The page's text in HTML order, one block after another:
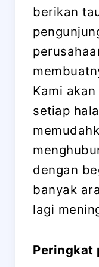
berikan
Kami
setiap
dengan
banyak
lagi
Peringkat